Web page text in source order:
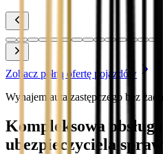
Zobacz pełną ofertę pojazdów
Wynajem auta zastępczego bez
Kompleksowa
ubezpieczyciela